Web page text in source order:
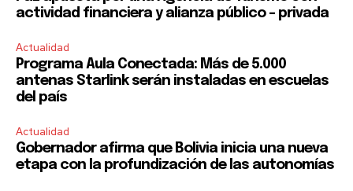
actividad financiera y alianza público – privada
Actualidad
Programa Aula Conectada: Más de 5.000
antenas Starlink serán instaladas en escuelas
del país
Actualidad
Gobernador afirma que Bolivia inicia una nueva
etapa con la profundización de las autonomías